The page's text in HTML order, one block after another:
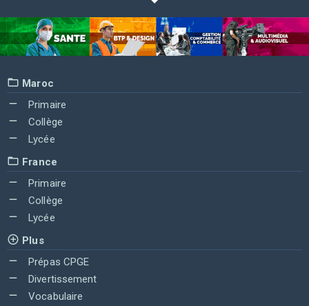
Maroc
Primaire
Collège
Lycée
France
Primaire
Collège
Lycée
Plus
Prépas CPGE
Divertissement
Vocabulaire